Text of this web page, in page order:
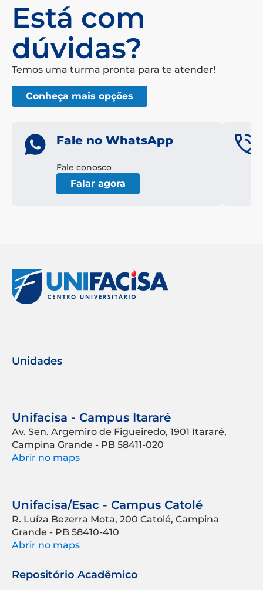
Está com
dúvidas?
Temos uma turma pronta para te atender!
Conheça mais opções
Fale no WhatsApp
Fale conosco
Falar agora
Unidades
Unifacisa - Campus Itararé
Av. Sen. Argemiro de Figueiredo, 1901 Itararé,
Campina Grande - PB 58411-020
Abrir no maps
Unifacisa/Esac - Campus Catolé
R. Luíza Bezerra Mota, 200 Catolé, Campina
Grande - PB 58410-410
Abrir no maps
Repositório Acadêmico